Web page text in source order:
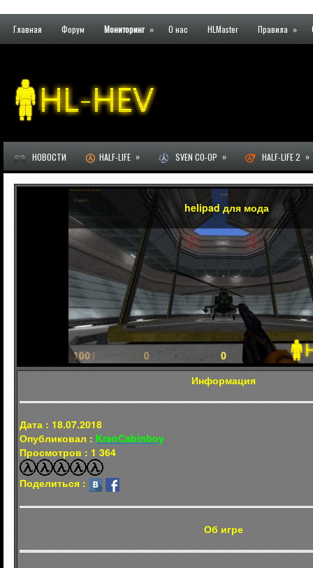
Главная Форум Мониторинг » О нас HLMaster Правила »
НОВОСТИ HALF-LIFE » SVEN CO-OP » HALF-LIFE 2 »
helipad для мода
Информация
Дата : 18.07.2018
Опубликовал : KranCabinboy
Просмотров : 1 364
Поделиться :
Об игре